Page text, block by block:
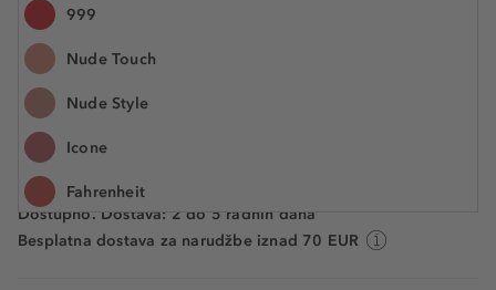
999
Nude Touch
Nude Style
Icone
Fahrenheit
Nude Look
3.5 g
Dostupno. Dostava: 2 do 5 radnih dana
Besplatna dostava za narudžbe iznad 70 EUR